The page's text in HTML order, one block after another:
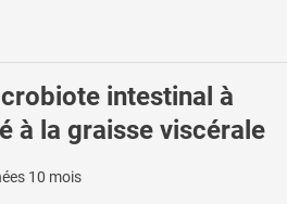
intestinal à
à la graisse viscérale
10 mois